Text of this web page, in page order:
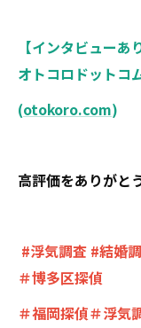
【インタビュー
オトコロドットコ
(otokoro.com)
高評価をありがと
#浮気調査 #結婚
＃博多区探偵
＃福岡探偵＃浮気